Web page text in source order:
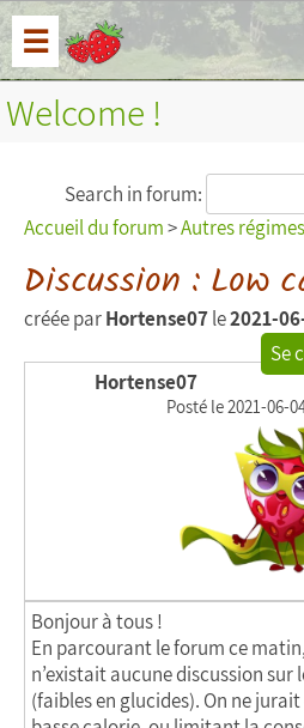
☰
Welcome !
Search in forum:
Accueil du forum>Autres régimes
Discussion : Low
créée parHortense07le2021-
Se
Hortense07
Posté le 2021-06-
Bonjour à tous !
En parcourant le forum ce
n’existait aucune discussion sur
(faibles en glucides). On ne